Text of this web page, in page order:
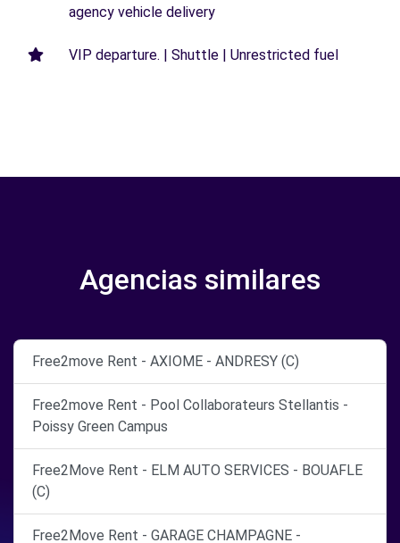
agency vehicle delivery
VIP departure. | Shuttle | Unrestricted fuel
Agencias similares
Free2move Rent - AXIOME - ANDRESY (C)
Free2move Rent - Pool Collaborateurs Stellantis -
Poissy Green Campus
Free2Move Rent - ELM AUTO SERVICES - BOUAFLE
(C)
Free2Move Rent - GARAGE CHAMPAGNE -